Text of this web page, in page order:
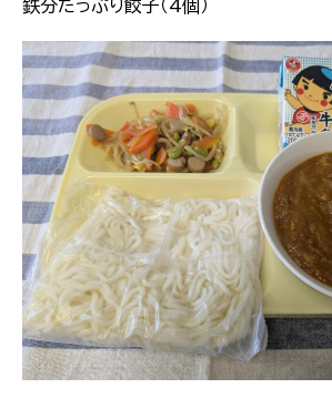
鉄分たっぷり餃子（4個）